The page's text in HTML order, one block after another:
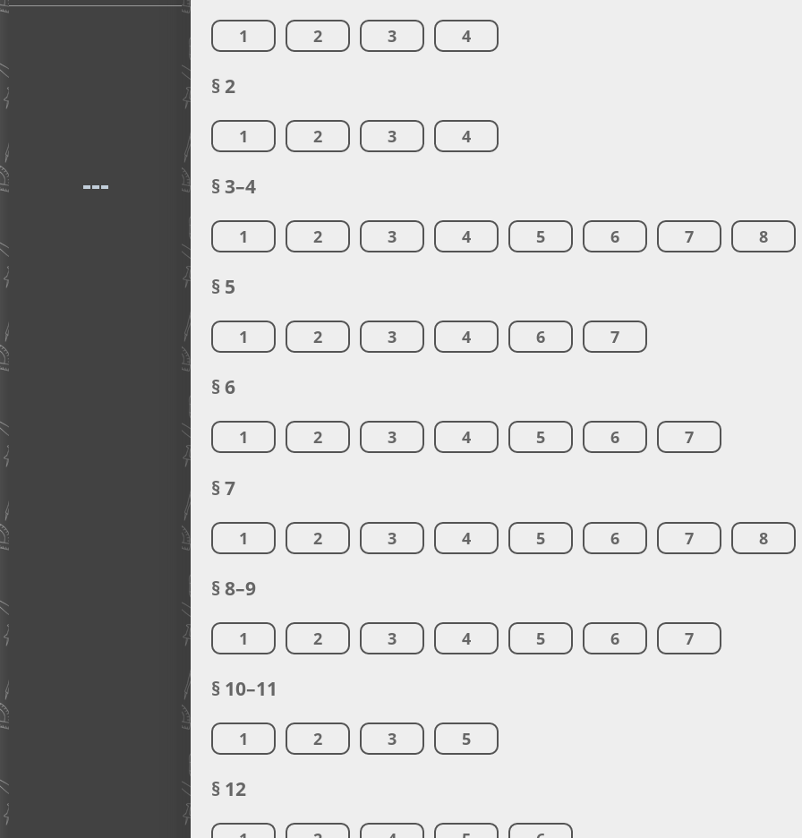
1 2 3 4
§ 2
1 2 3 4
§ 3–4
1 2 3 4 5 6 7 8
§ 5
1 2 3 4 6 7
§ 6
1 2 3 4 5 6 7
§ 7
1 2 3 4 5 6 7 8
§ 8–9
1 2 3 4 5 6 7
§ 10–11
1 2 3 5
§ 12